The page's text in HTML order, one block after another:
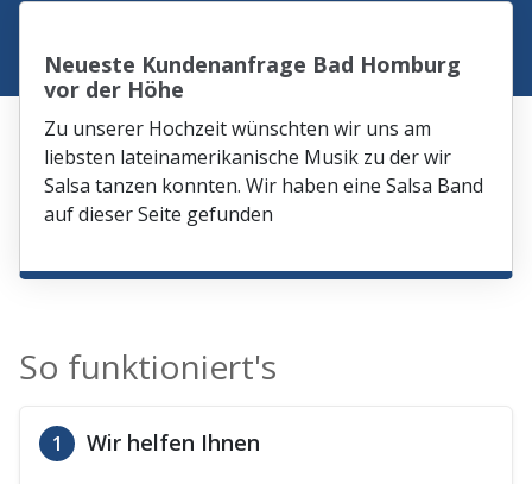
Neueste Kundenanfrage Bad Homburg
vor der Höhe
Zu unserer Hochzeit wünschten wir uns am
liebsten lateinamerikanische Musik zu der wir
Salsa tanzen konnten. Wir haben eine Salsa Band
auf dieser Seite gefunden
So funktioniert's
1 Wir helfen Ihnen